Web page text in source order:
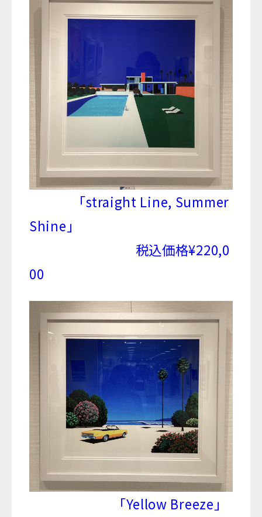
「straight Line, Summer
Shine」
税込価格¥220,0
00
「Yellow Breeze」